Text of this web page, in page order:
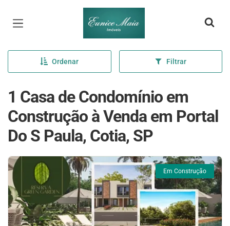
Página inicial
Ordenar Filtrar
1 Casa de Condomínio em
Construção à Venda em Portal
Do S Paula, Cotia, SP
Em Construção